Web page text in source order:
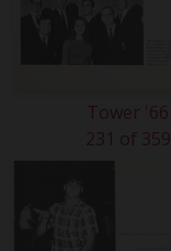
Tower '66
231 of 359